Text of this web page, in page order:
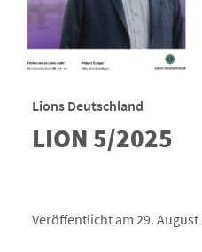
Lions Deutschland
LION 5/2025
Veröffentlicht am 29. August